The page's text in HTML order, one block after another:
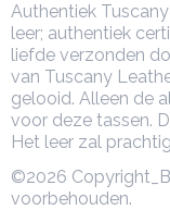
Authentiek
leer; authentiek
liefde verzonden
van Tuscany
gelooid. Alleen de
voor deze tassen.
Het leer zal
©2026
voorbehouden.